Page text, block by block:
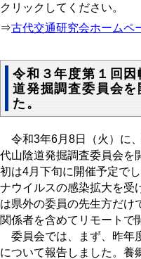
クリックしてください。
⇒古代交通研究会ホームペ
令和３年度第１回
道発掘調査委員会を
た。
令和3年6月8日（火）に
代山陰道発掘調査委員会を
初は4月下旬に開催予定で
ナウイルスの感染拡大を受
は県外の委員の先生方だけ
関係者を含めてリモートで
委員会では、まず、昨年
について報告しました。養